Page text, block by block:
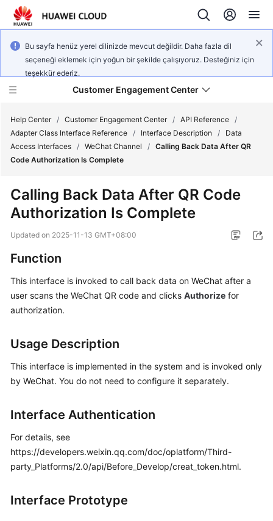
Bu sayfa henüz yerel dilinizde mevcut değildir. Daha fazla dil
seçeneği eklemek için yoğun bir şekilde çalışıyoruz. Desteğiniz için
teşekkür ederiz.
Customer Engagement Center
Service
Getting
Started
User
Guide
Price
Details
API
Reference
FAQs
General
Reference
Help Center / Customer Engagement Center / API Reference /
Adapter Class Interface Reference / Interface Description /
Data
Access Interfaces / WeChat Channel / Calling Back Data After QR
Code Authorization Is Complete
Calling Back Data After QR Code
Authorization Is Complete
Updated on 2025-11-13 GMT+08:00
Function
This interface is invoked to call back data on WeChat after a
user scans the WeChat QR code and clicks Authorize for
authorization.
Usage Description
This interface is implemented in the system and is invoked only
by WeChat. You do not need to configure it separately.
Interface Authentication
For details, see
https://developers.weixin.qq.com/doc/oplatform/Third-
party_Platforms/2.0/api/Before_Develop/creat_token.html.
Interface Prototype